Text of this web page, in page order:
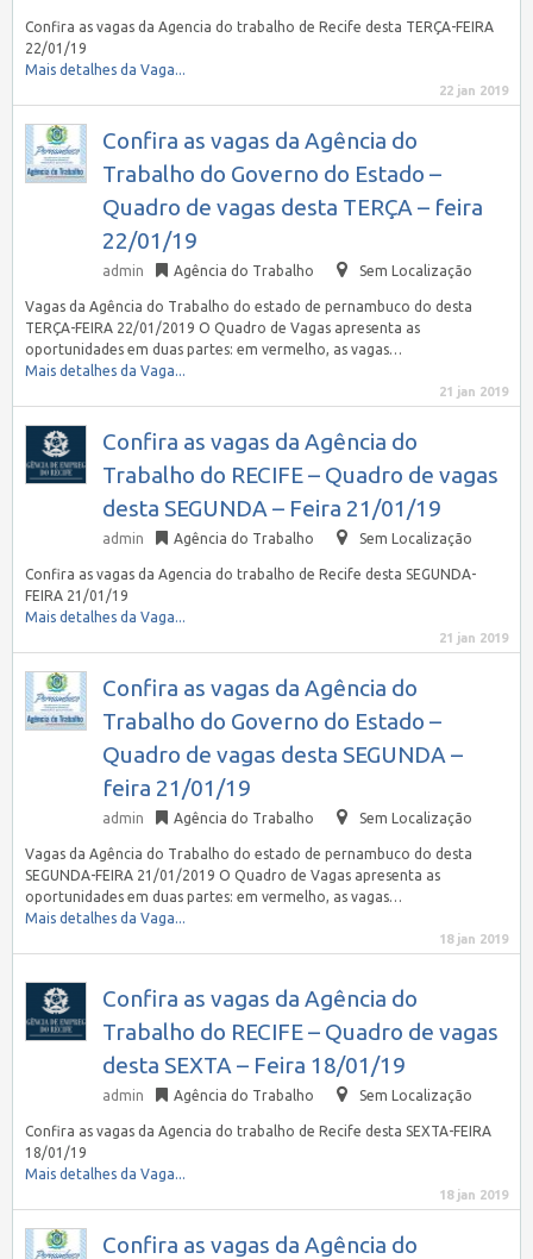
Confira as vagas da Agencia do trabalho de Recife desta TERÇA-FEIRA
22/01/19
Mais detalhes da Vaga...
22 jan 2019
Confira as vagas da Agência do
Trabalho do Governo do Estado –
Quadro de vagas desta TERÇA – feira
22/01/19
admin Agência do Trabalho Sem Localização
Vagas da Agência do Trabalho do estado de pernambuco do desta
TERÇA-FEIRA 22/01/2019 O Quadro de Vagas apresenta as
oportunidades em duas partes: em vermelho, as vagas…
Mais detalhes da Vaga...
21 jan 2019
Confira as vagas da Agência do
Trabalho do RECIFE – Quadro de vagas
desta SEGUNDA – Feira 21/01/19
admin Agência do Trabalho Sem Localização
Confira as vagas da Agencia do trabalho de Recife desta SEGUNDA-
FEIRA 21/01/19
Mais detalhes da Vaga...
21 jan 2019
Confira as vagas da Agência do
Trabalho do Governo do Estado –
Quadro de vagas desta SEGUNDA –
feira 21/01/19
admin Agência do Trabalho Sem Localização
Vagas da Agência do Trabalho do estado de pernambuco do desta
SEGUNDA-FEIRA 21/01/2019 O Quadro de Vagas apresenta as
oportunidades em duas partes: em vermelho, as vagas…
Mais detalhes da Vaga...
18 jan 2019
Confira as vagas da Agência do
Trabalho do RECIFE – Quadro de vagas
desta SEXTA – Feira 18/01/19
admin Agência do Trabalho Sem Localização
Confira as vagas da Agencia do trabalho de Recife desta SEXTA-FEIRA
18/01/19
Mais detalhes da Vaga...
18 jan 2019
Confira as vagas da Agência do